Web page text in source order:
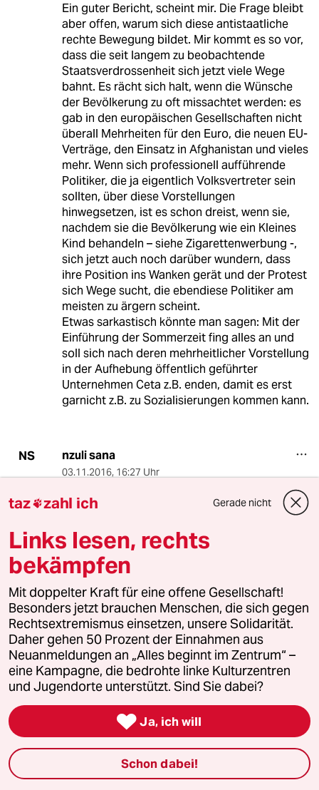
Ein guter Bericht, scheint mir. Die Frage bleibt
aber offen, warum sich diese antistaatliche
rechte Bewegung bildet. Mir kommt es so vor,
dass die seit langem zu beobachtende
Staatsverdrossenheit sich jetzt viele Wege
bahnt. Es rächt sich halt, wenn die Wünsche
der Bevölkerung zu oft missachtet werden: es
gab in den europäischen Gesellschaften nicht
überall Mehrheiten für den Euro, die neuen EU-
Verträge, den Einsatz in Afghanistan und vieles
mehr. Wenn sich professionell aufführende
Politiker, die ja eigentlich Volksvertreter sein
sollten, über diese Vorstellungen
hinwegsetzen, ist es schon dreist, wenn sie,
nachdem sie die Bevölkerung wie ein Kleines
Kind behandeln – siehe Zigarettenwerbung -,
sich jetzt auch noch darüber wundern, dass
ihre Position ins Wanken gerät und der Protest
sich Wege sucht, die ebendiese Politiker am
meisten zu ärgern scheint.
Etwas sarkastisch könnte man sagen: Mit der
Einführung der Sommerzeit fing alles an und
soll sich nach deren mehrheitlicher Vorstellung
in der Aufhebung öffentlich geführter
Unternehmen Ceta z.B. enden, damit es erst
garnicht z.B. zu Sozialisierungen kommen kann.
NS nzuli sana
03.11.2016, 16:27 Uhr
Schikanen bei den Arbeitsämtern. Dannn sind
Also nichts wie abmelden von da.
Her mit der Outer Space Employment Agency!
M mowgli
03.11.2016, 14:38 Uhr
In reiche Gesellschaften wie unseren können
sich offenbar auch Leute ohne Festanstellung
den Luxus leisten, aggressives Wettfordern zu
fühlt von seinen Mitmenschen, dass er sie
dringend drangsalieren muss, der muss die
taz zahl ich Gerade nicht
Links lesen, rechts
bekämpfen
Mit doppelter Kraft für eine offene Gesellschaft!
Besonders jetzt brauchen Menschen, die sich gegen
Rechtsextremismus einsetzen, unsere Solidarität.
Daher gehen 50 Prozent der Einnahmen aus
Neuanmeldungen an „Alles beginnt im Zentrum“ –
eine Kampagne, die bedrohte linke Kulturzentren
und Jugendorte unterstützt. Sind Sie dabei?
 Ja, ich will
Schon dabei!